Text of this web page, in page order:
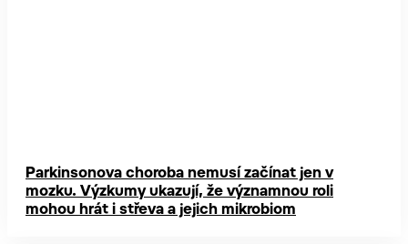
Parkinsonova choroba nemusí začínat jen v
mozku. Výzkumy ukazují, že významnou roli
mohou hrát i střeva a jejich mikrobiom